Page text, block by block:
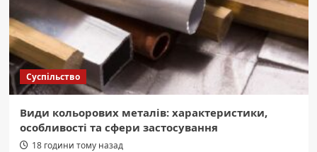
Суспільство
Види кольорових металів: характеристики,
особливості та сфери застосування
18 години тому назад